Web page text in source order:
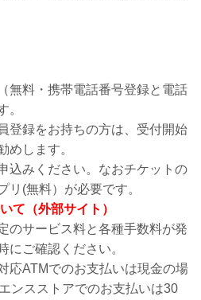
無料・携帯電話番号登録と電話
。
登録をお持ちの方は、受付開始
めします。
込みください。なおチケットの
リ(無料）が必要です。
て（外部サイト）
のサービス料と各種手数料が発
にご確認ください。
応ATMでのお支払いは現金の場
ンスストアでのお支払いは30